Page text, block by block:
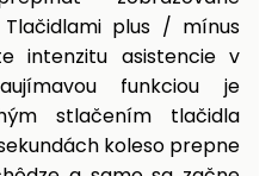
plus / mínus
intenzitu asistencie v
funkciou je
stlačením tlačidla
koleso prepne